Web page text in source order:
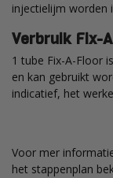
injectielijm worden
Verbruik Fix-
1 tube Fix-A-Floor
en kan gebruikt
indicatief, het
Voor mer
het stappenplan